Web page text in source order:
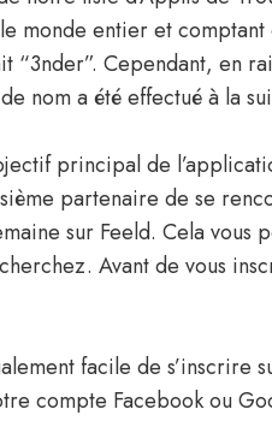
monde entier et comptant
“3nder”. Cependant, en
nom a été effectué à la
principal de
partenaire de se
sur Feeld. Cela
Avant de vous
facile de s’inscrire
compte Facebook ou